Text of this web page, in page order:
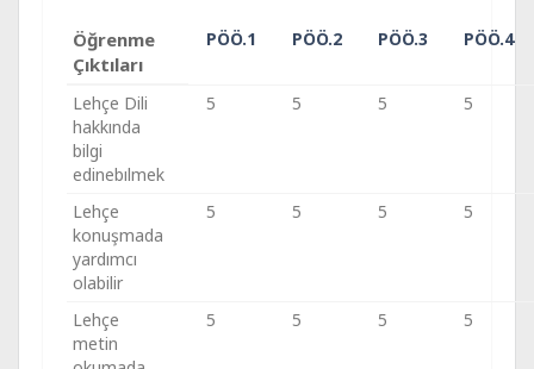
Öğrenme
Çıktıları
PÖÖ.1 PÖÖ.2 PÖÖ.3 PÖÖ.4
Lehçe Dili
hakkında
bilgi
edinebılmek
5 5 5 5
Lehçe
konuşmada
yardımcı
olabilir
5 5 5 5
Lehçe
metin
5 5 5 5